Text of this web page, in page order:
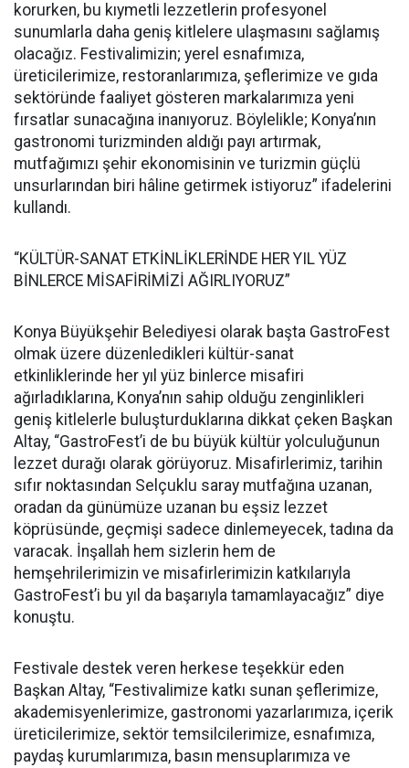
korurken, bu kıymetli lezzetlerin profesyonel
sunumlarla daha geniş kitlelere ulaşmasını sağlamış
olacağız. Festivalimizin; yerel esnafımıza,
üreticilerimize, restoranlarımıza, şeflerimize ve gıda
sektöründe faaliyet gösteren markalarımıza yeni
fırsatlar sunacağına inanıyoruz. Böylelikle; Konya’nın
gastronomi turizminden aldığı payı artırmak,
mutfağımızı şehir ekonomisinin ve turizmin güçlü
unsurlarından biri hâline getirmek istiyoruz” ifadelerini
kullandı.
“KÜLTÜR-SANAT ETKİNLİKLERİNDE HER YIL YÜZ
BİNLERCE MİSAFİRİMİZİ AĞIRLIYORUZ”
Konya Büyükşehir Belediyesi olarak başta GastroFest
olmak üzere düzenledikleri kültür-sanat
etkinliklerinde her yıl yüz binlerce misafiri
ağırladıklarına, Konya’nın sahip olduğu zenginlikleri
geniş kitlelerle buluşturduklarına dikkat çeken Başkan
Altay, “GastroFest’i de bu büyük kültür yolculuğunun
lezzet durağı olarak görüyoruz. Misafirlerimiz, tarihin
sıfır noktasından Selçuklu saray mutfağına uzanan,
oradan da günümüze uzanan bu eşsiz lezzet
köprüsünde, geçmişi sadece dinlemeyecek, tadına da
varacak. İnşallah hem sizlerin hem de
hemşehrilerimizin ve misafirlerimizin katkılarıyla
GastroFest’i bu yıl da başarıyla tamamlayacağız” diye
konuştu.
Festivale destek veren herkese teşekkür eden
Başkan Altay, “Festivalimize katkı sunan şeflerimize,
akademisyenlerimize, gastronomi yazarlarımıza, içerik
üreticilerimize, sektör temsilcilerimize, esnafımıza,
paydaş kurumlarımıza, basın mensuplarımıza ve